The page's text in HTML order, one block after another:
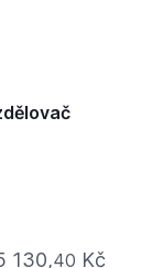
130,40 Kč